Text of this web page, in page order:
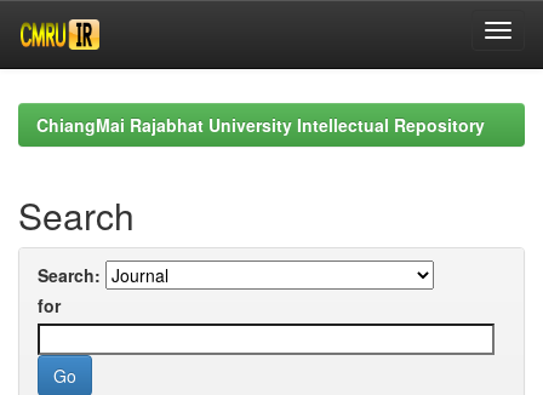
navigationChiangMai Rajabhat University Intellectual Repository
Search
Search:
for